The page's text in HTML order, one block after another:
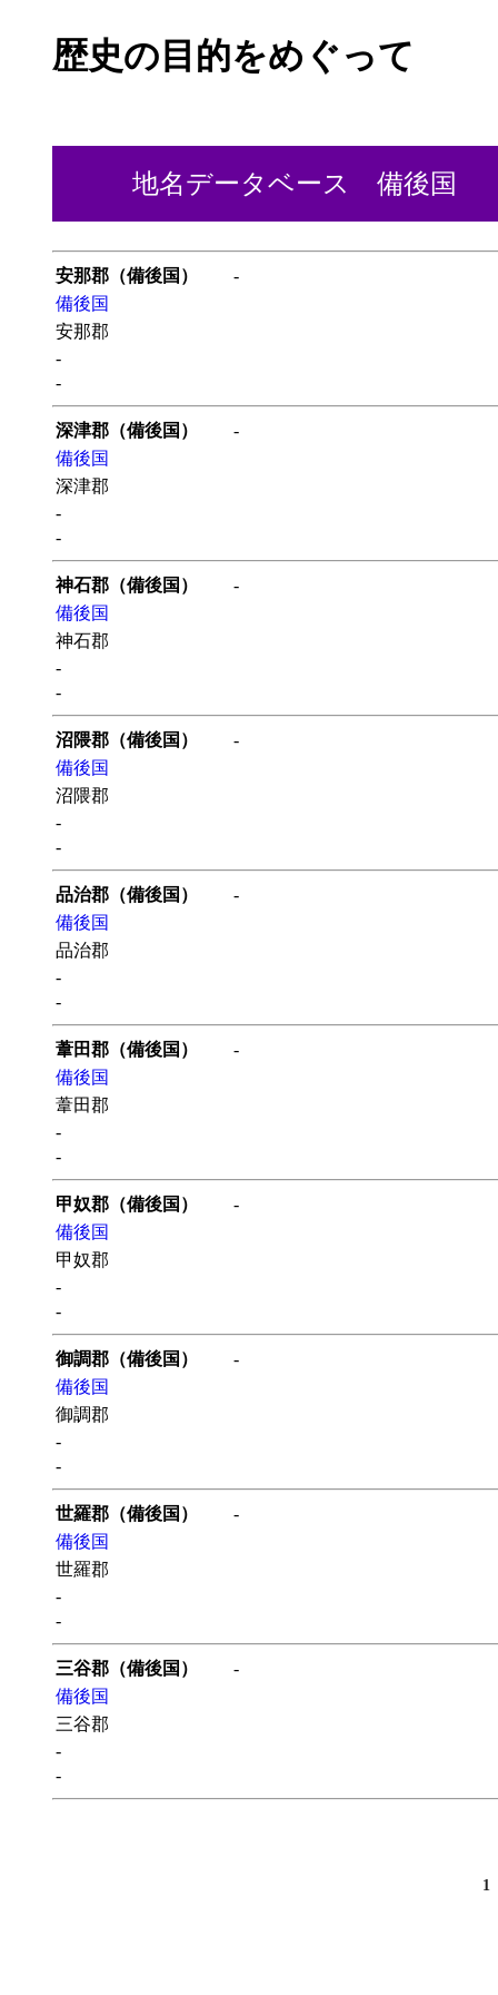
歴史の目的をめぐって
地名データベース 備後国
安那郡（備後国）
-
備後国
安那郡
-
-
深津郡（備後国）
-
備後国
深津郡
-
-
神石郡（備後国）
-
備後国
神石郡
-
-
沼隈郡（備後国）
-
備後国
沼隈郡
-
-
品治郡（備後国）
-
備後国
品治郡
-
-
葦田郡（備後国）
-
備後国
葦田郡
-
-
甲奴郡（備後国）
-
備後国
甲奴郡
-
-
御調郡（備後国）
-
備後国
御調郡
-
-
世羅郡（備後国）
-
備後国
世羅郡
-
-
三谷郡（備後国）
-
備後国
三谷郡
-
-
1